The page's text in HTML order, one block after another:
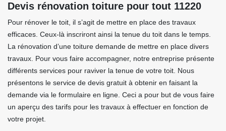
Devis rénovation toiture pour tout 11220
Pour rénover le toit, il s’agit de mettre en place des travaux
efficaces. Ceux-là inscriront ainsi la tenue du toit dans le temps.
La rénovation d’une toiture demande de mettre en place divers
travaux. Pour vous faire accompagner, notre entreprise présente
différents services pour raviver la tenue de votre toit. Nous
présentons le service de devis gratuit à obtenir en faisant la
demande via le formulaire en ligne. Ceci a pour but de vous faire
un aperçu des tarifs pour les travaux à effectuer en fonction de
votre projet.